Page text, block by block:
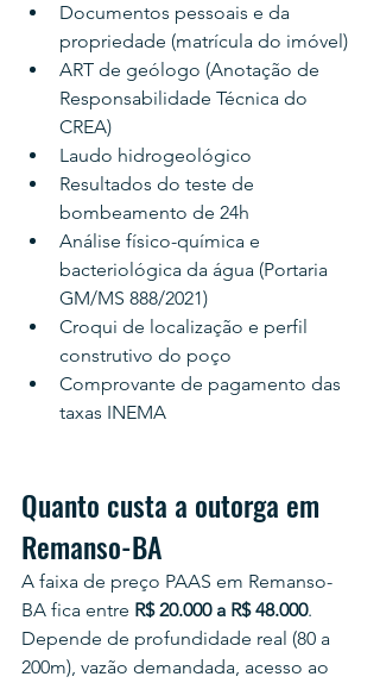
Documentos pessoais e da
propriedade (matrícula do imóvel)
ART de geólogo (Anotação de
Responsabilidade Técnica do
CREA)
Laudo hidrogeológico
Resultados do teste de
bombeamento de 24h
Análise físico-química e
bacteriológica da água (Portaria
GM/MS 888/2021)
Croqui de localização e perfil
construtivo do poço
Comprovante de pagamento das
taxas INEMA
Quanto custa a outorga em
Remanso-BA
A faixa de preço PAAS em Remanso-
BA fica entre R$ 20.000 a R$ 48.000.
Depende de profundidade real (80 a
200m), vazão demandada, acesso ao